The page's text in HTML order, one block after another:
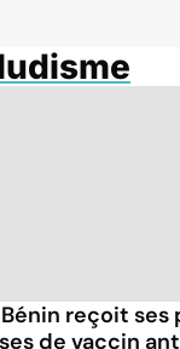
reçoit ses
de vaccin